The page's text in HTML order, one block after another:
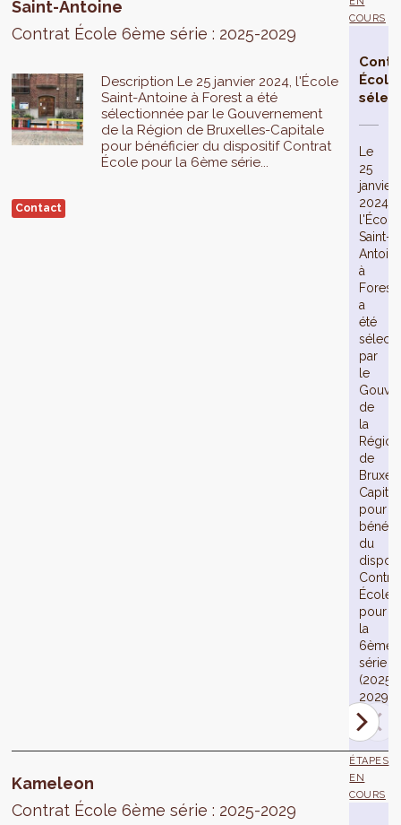
Saint-Antoine
Contrat École 6ème série : 2025-2029
Description Le 25 janvier 2024, l'École
Saint-Antoine à Forest a été
sélectionnée par le Gouvernement
de la Région de Bruxelles-Capitale
pour bénéficier du dispositif Contrat
École pour la 6ème série...
Contact
COURS
École
Le
25
janvier
2024,
l'École
Saint-
à
Forest
a
été
par
le
de
la
Région
de
pour
du
Contrat
École
pour
la
6ème
série
(2025-
2029).
Kameleon
Contrat École 6ème série : 2025-2029
ÉTAPES
EN
COURS